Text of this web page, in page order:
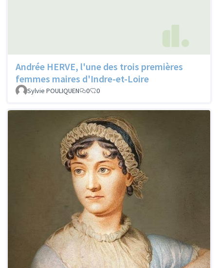
Andrée HERVE, l'une des trois premières
femmes maires d'Indre-et-Loire
Sylvie POULIQUEN 0 0